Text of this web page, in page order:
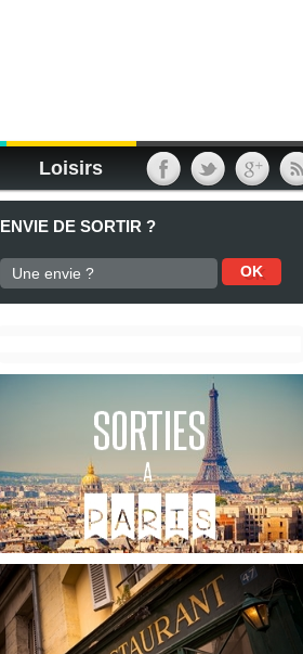
Loisirs
ENVIE DE SORTIR ?